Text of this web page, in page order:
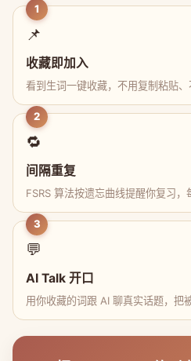
1
📌
收藏即加入
看到生词一键收藏，不用复制粘贴、
2
🔁
间隔重复
FSRS 算法按遗忘曲线提醒你复习，
3
💬
AI Talk 开口
用你收藏的词跟 AI 聊真实话题，把